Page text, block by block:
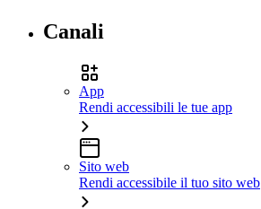
Canali
App
Rendi accessibili le tue app
Sito web
Rendi accessibile il tuo sito web